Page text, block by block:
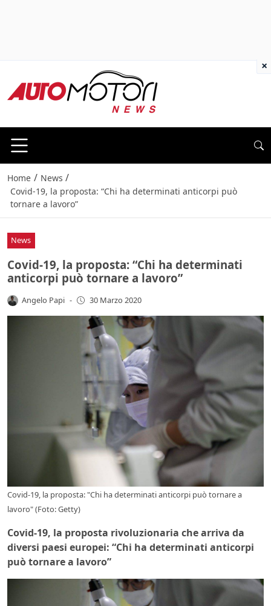
Home / News /
Covid-19, la proposta: “Chi ha determinati anticorpi può
tornare a lavoro”
News
Covid-19, la proposta: “Chi ha determinati
anticorpi può tornare a lavoro”
Angelo Papi - 30 Marzo 2020
Covid-19, la proposta: "Chi ha determinati anticorpi può tornare a
lavoro" (Foto: Getty)
Covid-19, la proposta rivoluzionaria che arriva da
diversi paesi europei: “Chi ha determinati anticorpi
può tornare a lavoro”
×